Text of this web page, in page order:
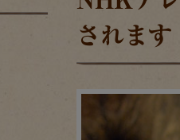
されます